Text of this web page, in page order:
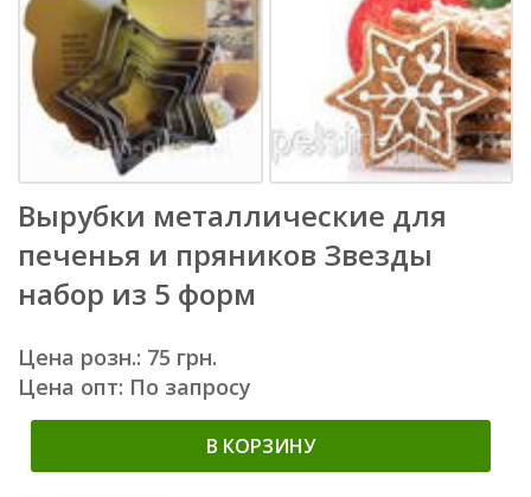
Вырубки металлические для
печенья и пряников Звезды
набор из 5 форм
Цена розн.: 75 грн.
Цена опт: По запросу
В КОРЗИНУ